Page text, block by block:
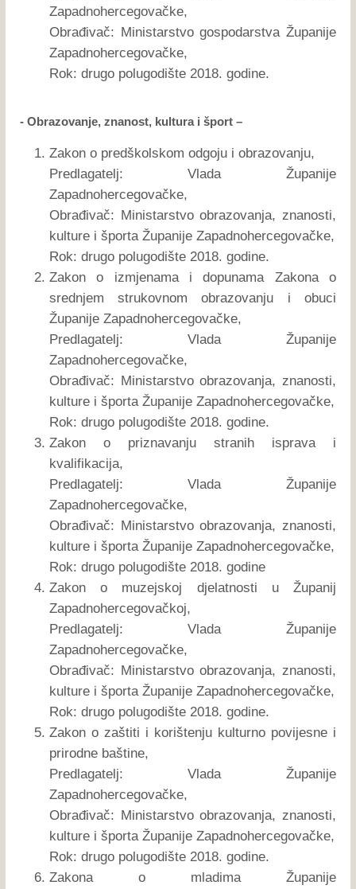
Zapadnohercegovačke,
Obrađivač: Ministarstvo gospodarstva Županije
Zapadnohercegovačke,
Rok: drugo polugodište 2018. godine.
- Obrazovanje, znanost, kultura i šport –
Zakon o predškolskom odgoju i obrazovanju,
Predlagatelj: Vlada Županije
Zapadnohercegovačke,
Obrađivač: Ministarstvo obrazovanja, znanosti,
kulture i športa Županije Zapadnohercegovačke,
Rok: drugo polugodište 2018. godine.
Zakon o izmjenama i dopunama Zakona o
srednjem strukovnom obrazovanju i obuci
Županije Zapadnohercegovačke,
Predlagatelj: Vlada Županije
Zapadnohercegovačke,
Obrađivač: Ministarstvo obrazovanja, znanosti,
kulture i športa Županije Zapadnohercegovačke,
Rok: drugo polugodište 2018. godine.
Zakon o priznavanju stranih isprava i
kvalifikacija,
Predlagatelj: Vlada Županije
Zapadnohercegovačke,
Obrađivač: Ministarstvo obrazovanja, znanosti,
kulture i športa Županije Zapadnohercegovačke,
Rok: drugo polugodište 2018. godine
Zakon o muzejskoj djelatnosti u Županij
Zapadnohercegovačkoj,
Predlagatelj: Vlada Županije
Zapadnohercegovačke,
Obrađivač: Ministarstvo obrazovanja, znanosti,
kulture i športa Županije Zapadnohercegovačke,
Rok: drugo polugodište 2018. godine.
Zakon o zaštiti i korištenju kulturno povijesne i
prirodne baštine,
Predlagatelj: Vlada Županije
Zapadnohercegovačke,
Obrađivač: Ministarstvo obrazovanja, znanosti,
kulture i športa Županije Zapadnohercegovačke,
Rok: drugo polugodište 2018. godine.
Zakona o mladima Županije